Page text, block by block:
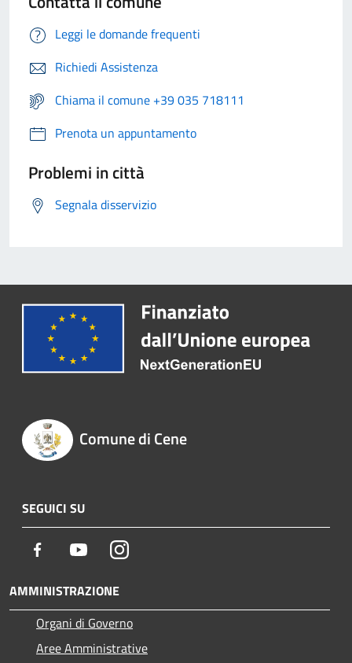
Leggi le domande frequenti
Richiedi Assistenza
Chiama il comune +39 035 718111
Prenota un appuntamento
Problemi in città
Segnala disservizio
Comune di Cene
SEGUICI SU
Facebook YoutubeInstagram
AMMINISTRAZIONE
Organi di Governo
Aree Amministrative